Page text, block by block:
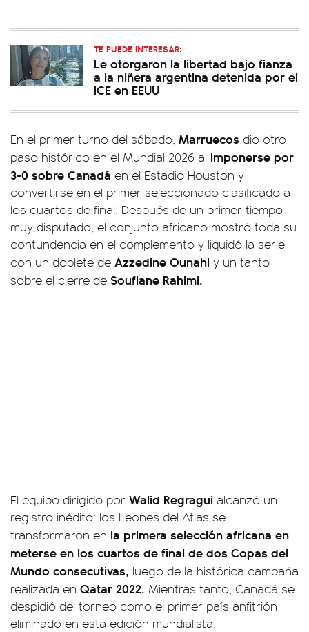
TE PUEDE INTERESAR:
Le otorgaron la libertad bajo fianza
a la niñera argentina detenida por el
ICE en EEUU
En el primer turno del sábado, Marruecos dio otro
paso histórico en el Mundial 2026 al imponerse por
3-0 sobre Canadá en el Estadio Houston y
convertirse en el primer seleccionado clasificado a
los cuartos de final. Después de un primer tiempo
muy disputado, el conjunto africano mostró toda su
contundencia en el complemento y liquidó la serie
con un doblete de Azzedine Ounahi y un tanto
sobre el cierre de Soufiane Rahimi.
El equipo dirigido por Walid Regragui alcanzó un
registro inédito: los Leones del Atlas se
transformaron en la primera selección africana en
meterse en los cuartos de final de dos Copas del
Mundo consecutivas, luego de la histórica campaña
realizada en Qatar 2022. Mientras tanto, Canadá se
despidió del torneo como el primer país anfitrión
eliminado en esta edición mundialista.